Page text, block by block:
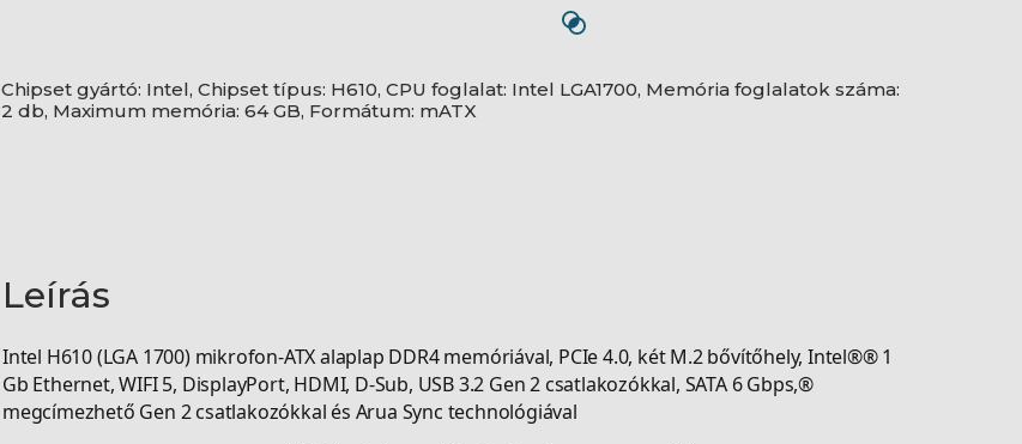
Chipset gyártó: Intel, Chipset típus: H610, CPU foglalat: Intel LGA1700, Memória foglalatok száma:
2 db, Maximum memória: 64 GB, Formátum: mATX
Leírás
Intel H610 (LGA 1700) mikrofon-ATX alaplap DDR4 memóriával, PCIe 4.0, két M.2 bővítőhely, Intel®® 1
Gb Ethernet, WIFI 5, DisplayPort, HDMI, D-Sub, USB 3.2 Gen 2 csatlakozókkal, SATA 6 Gbps,®
megcímezhető Gen 2 csatlakozókkal és Arua Sync technológiával